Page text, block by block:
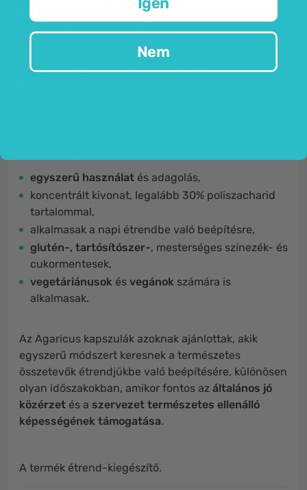
megnövekedett terhelésvagy a
változásokidőszakában.
Agaricus – kiváló választás a szezonális
egyszerű használat és adagolás,
koncentrált kivonat, legalább 30% poliszacharid
tartalommal,
alkalmasak a napi étrendbe való beépítésre,
glutén-, tartósítószer-, mesterséges színezék- és
cukormentesek,
vegetáriánusok és vegánok számára is
alkalmasak.
Az Agaricus kapszulák azoknak ajánlottak, akik
egyszerű módszert keresnek a természetes
összetevők étrendjükbe való beépítésére, különösen
olyan időszakokban, amikor fontos az általános jó
közérzet és a szervezet természetes ellenálló
képességének támogatása.
A termék étrend-kiegészítő.
Nem